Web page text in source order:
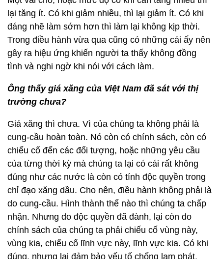
lại tăng ít. Có khi giảm nhiều, thì lại giảm ít. Có khi
đáng nhẽ làm sớm hơn thì làm lại không kịp thời.
Trong điều hành vừa qua cũng có những cái ấy nên
gây ra hiệu ứng khiến người ta thấy không đồng
tình và nghi ngờ khi nói với cách làm.
Ông thấy giá xăng của Việt Nam đã sát với thị
trường chưa?
Giá xăng thì chưa. Vì của chúng ta không phải là
cung-cầu hoàn toàn. Nó còn có chính sách, còn có
chiếu cố đến các đối tượng, hoặc những yêu cầu
của từng thời kỳ mà chúng ta lại có cái rất không
đúng như các nước là còn có tính độc quyền trong
chỉ đạo xăng dầu. Cho nên, điều hành không phải là
do cung-cầu. Hình thành thế nào thì chúng ta chấp
nhận. Nhưng do độc quyền đã đành, lại còn do
chính sách của chúng ta phải chiếu cố vùng này,
vùng kia, chiếu cố lĩnh vực này, lĩnh vực kia. Có khi
đúng, nhưng lại đảm bảo yếu tố chống lạm phát,